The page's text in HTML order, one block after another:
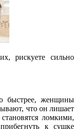
рискуете сильно
быстрее, женщины
что он лишает
ломкими,
к сушке